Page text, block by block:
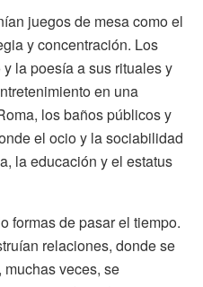
juegos de mesa como el
y concentración. Los
la poesía a sus rituales y
en una
los baños públicos y
el ocio y la sociabilidad
la educación y el estatus
formas de pasar el tiempo.
relaciones, donde se
veces, se